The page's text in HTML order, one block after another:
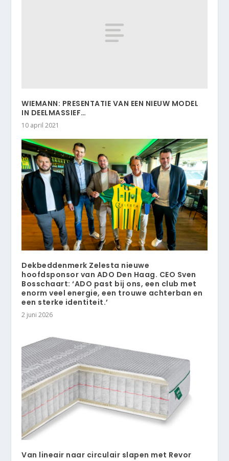
WIEMANN: PRESENTATIE VAN EEN NIEUW MODEL
IN DEELMASSIEF…
10 april 2021
Dekbeddenmerk Zelesta nieuwe
hoofdsponsor van ADO Den Haag. CEO Sven
Bosschaart: ‘ADO past bij ons, een club met
enorm veel energie, een trouwe achterban en
een sterke identiteit.’
2 juni 2026
Van lineair naar circulair slapen met Revor